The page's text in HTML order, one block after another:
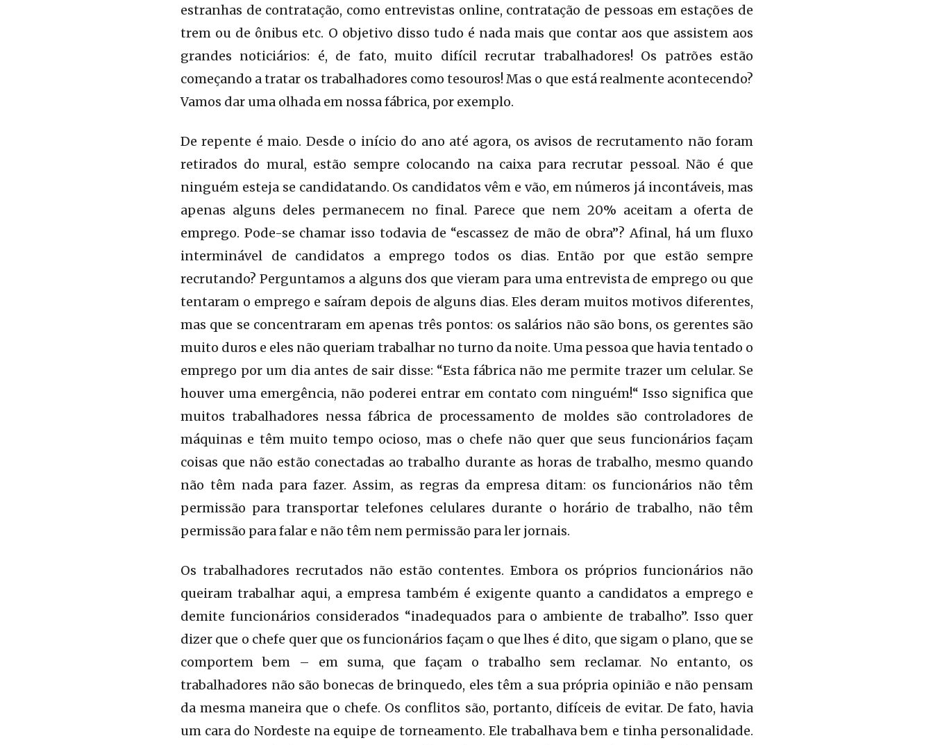
estranhas de contratação, como entrevistas online, contratação de pessoas em estações de
trem ou de ônibus etc. O objetivo disso tudo é nada mais que contar aos que assistem aos
grandes noticiários: é, de fato, muito difícil recrutar trabalhadores! Os patrões estão
começando a tratar os trabalhadores como tesouros! Mas o que está realmente acontecendo?
Vamos dar uma olhada em nossa fábrica, por exemplo.
De repente é maio. Desde o início do ano até agora, os avisos de recrutamento não foram
retirados do mural, estão sempre colocando na caixa para recrutar pessoal. Não é que
ninguém esteja se candidatando. Os candidatos vêm e vão, em números já incontáveis, mas
apenas alguns deles permanecem no final. Parece que nem 20% aceitam a oferta de
emprego. Pode-se chamar isso todavia de “escassez de mão de obra”? Afinal, há um fluxo
interminável de candidatos a emprego todos os dias. Então por que estão sempre
recrutando? Perguntamos a alguns dos que vieram para uma entrevista de emprego ou que
tentaram o emprego e saíram depois de alguns dias. Eles deram muitos motivos diferentes,
mas que se concentraram em apenas três pontos: os salários não são bons, os gerentes são
muito duros e eles não queriam trabalhar no turno da noite. Uma pessoa que havia tentado o
emprego por um dia antes de sair disse: “Esta fábrica não me permite trazer um celular. Se
houver uma emergência, não poderei entrar em contato com ninguém!“ Isso significa que
muitos trabalhadores nessa fábrica de processamento de moldes são controladores de
máquinas e têm muito tempo ocioso, mas o chefe não quer que seus funcionários façam
coisas que não estão conectadas ao trabalho durante as horas de trabalho, mesmo quando
não têm nada para fazer. Assim, as regras da empresa ditam: os funcionários não têm
permissão para transportar telefones celulares durante o horário de trabalho, não têm
permissão para falar e não têm nem permissão para ler jornais.
Os trabalhadores recrutados não estão contentes. Embora os próprios funcionários não
queiram trabalhar aqui, a empresa também é exigente quanto a candidatos a emprego e
demite funcionários considerados “inadequados para o ambiente de trabalho”. Isso quer
dizer que o chefe quer que os funcionários façam o que lhes é dito, que sigam o plano, que se
comportem bem – em suma, que façam o trabalho sem reclamar. No entanto, os
trabalhadores não são bonecas de brinquedo, eles têm a sua própria opinião e não pensam
da mesma maneira que o chefe. Os conflitos são, portanto, difíceis de evitar. De fato, havia
um cara do Nordeste na equipe de torneamento. Ele trabalhava bem e tinha personalidade.